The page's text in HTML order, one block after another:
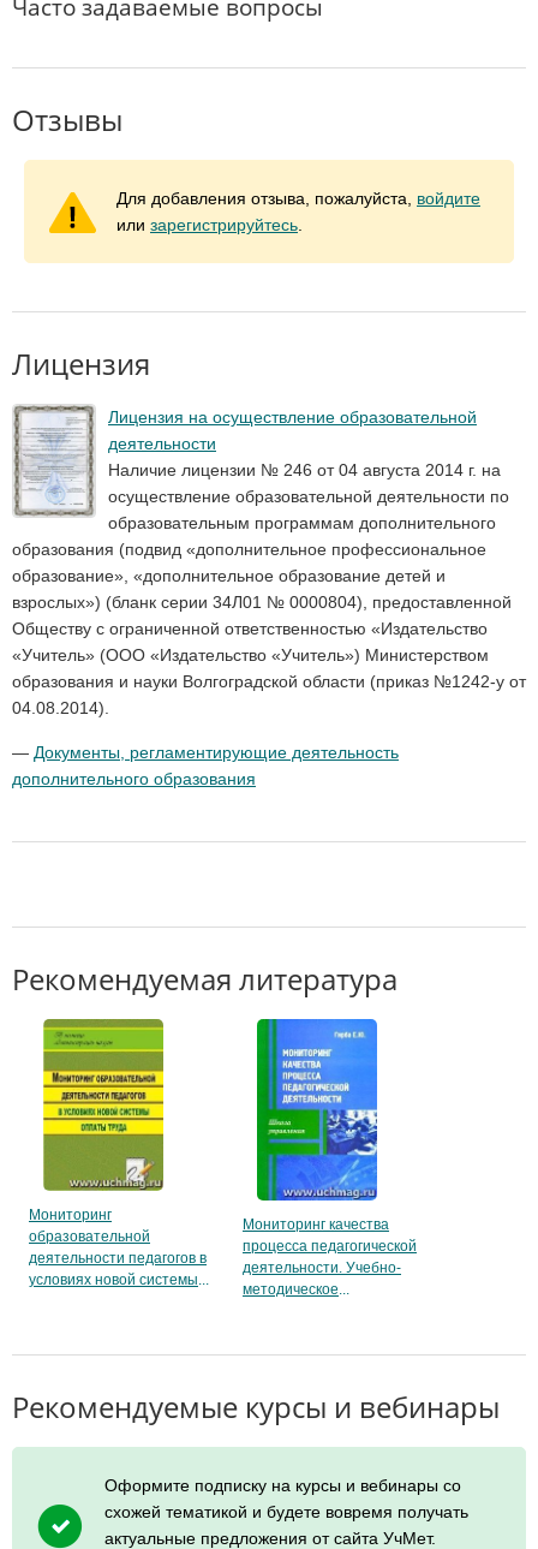
Часто задаваемые вопросы
Отзывы
Для добавления отзыва, пожалуйста, войдите
или зарегистрируйтесь.
Лицензия
Лицензия на осуществление образовательной
деятельности
Наличие лицензии № 246 от 04 августа 2014 г. на
осуществление образовательной деятельности по
образовательным программам дополнительного
образования (подвид «дополнительное профессиональное
образование», «дополнительное образование детей и
взрослых») (бланк серии 34Л01 № 0000804), предоставленной
Обществу с ограниченной ответственностью «Издательство
«Учитель» (ООО «Издательство «Учитель») Министерством
образования и науки Волгоградской области (приказ №1242-у от
04.08.2014).
— Документы, регламентирующие деятельность
дополнительного образования
Рекомендуемая литература
Мониторинг
образовательной
деятельности педагогов в
условиях новой системы
Мониторинг качества
процесса педагогической
деятельности. Учебно-
методическое
Рекомендуемые курсы и вебинары
Оформите подписку на курсы и вебинары со
схожей тематикой и будете вовремя получать
актуальные предложения от сайта УчМет.